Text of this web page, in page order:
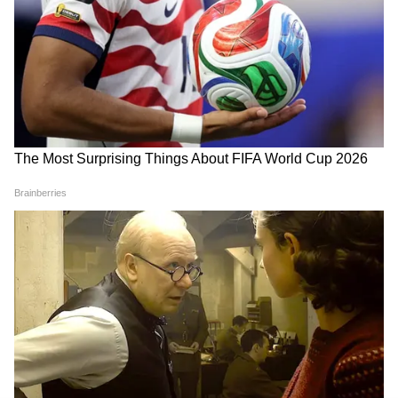
বাবা ভোলেনাথ- এই নামটি দিয়েছিলেন ভগবান
শ্রীকৃষ্ণ। কারণ একটাই হিন্দু শাস্ত্র মতে শিবঠাকুর
জটিল কোনও বিষয়ের মধ্যে থাকেন না। স্বভাবে
সোজা সরল। এমনিতে ভাল মানুষ। রেগে গেলে
DOWNLOAD APP
West Bengal news today (পশ্চিমবঙ্গের লাইভ
খবর) - Read Latest west bengal News
(বাংলায় পশ্চিমবঙ্গের খবর) headlines, LIVE
Updates at Asianet News Bangla.